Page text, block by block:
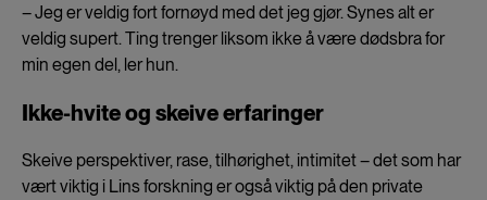
– Jeg er veldig fort fornøyd med det jeg gjør. Synes alt er
veldig supert. Ting trenger liksom ikke å være dødsbra for
min egen del, ler hun.
Ikke-hvite og skeive erfaringer
Skeive perspektiver, rase, tilhørighet, intimitet – det som har
vært viktig i Lins forskning er også viktig på den private